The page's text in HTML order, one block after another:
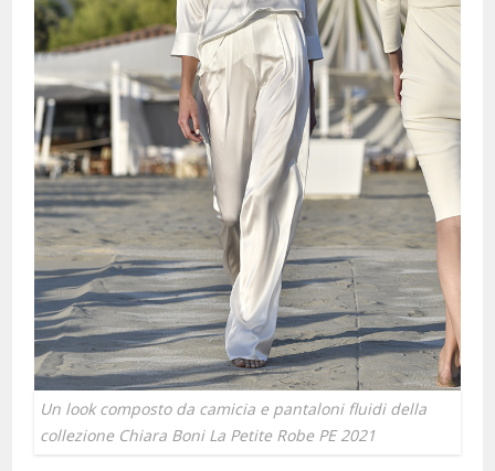
Un look composto da camicia e pantaloni fluidi della
collezione Chiara Boni La Petite Robe PE 2021